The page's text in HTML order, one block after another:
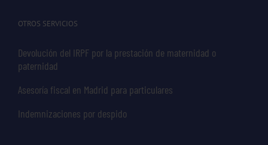
OTROS SERVICIOS
Devolución del IRPF por la prestación de maternidad o
paternidad
Asesoría fiscal en Madrid para particulares
Indemnizaciones por despido